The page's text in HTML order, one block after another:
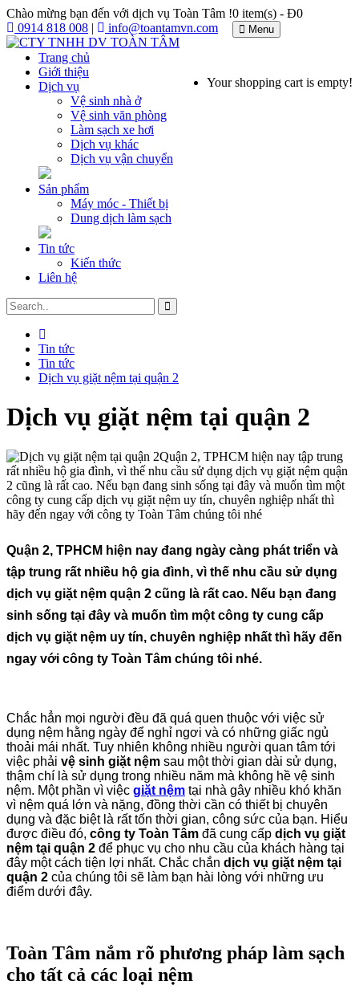
Chào mừng bạn đến với dịch vụ Toàn Tâm !
0914 818 008 | info@toantamvn.com
0 item(s) - Đ0
Your shopping cart is empty!
Menu
Trang chủ
Giới thiệu
Dịch vụ
Vệ sinh nhà ở
Vệ sinh văn phòng
Làm sạch xe hơi
Dịch vụ khác
Dịch vụ vận chuyển
Sản phẩm
Máy móc - Thiết bị
Dung dịch làm sạch
Tin tức
Kiến thức
Liên hệ
Tin tức
Tin tức
Dịch vụ giặt nệm tại quận 2
Dịch vụ giặt nệm tại quận 2
Quận 2, TPHCM hiện nay tập trung
rất nhiều hộ gia đình, vì thế nhu cầu sử dụng dịch vụ giặt nệm quận
2 cũng là rất cao. Nếu bạn đang sinh sống tại đây và muốn tìm một
công ty cung cấp dịch vụ giặt nệm uy tín, chuyên nghiệp nhất thì
hãy đến ngay với công ty Toàn Tâm chúng tôi nhé
Quận 2, TPHCM hiện nay đang ngày càng phát triển và
tập trung rất nhiều hộ gia đình, vì thế nhu cầu sử dụng
dịch vụ giặt nệm quận 2 cũng là rất cao. Nếu bạn đang
sinh sống tại đây và muốn tìm một công ty cung cấp
dịch vụ giặt nệm uy tín, chuyên nghiệp nhất thì hãy đến
ngay với công ty Toàn Tâm chúng tôi nhé.
Chắc hẳn mọi người đều đã quá quen thuộc với việc sử
dụng nệm hằng ngày để nghỉ ngơi và có những giấc ngủ
thoải mái nhất. Tuy nhiên không nhiều người quan tâm tới
việc phải vệ sinh giặt nệm sau một thời gian dài sử dụng,
thậm chí là sử dụng trong nhiều năm mà không hề vệ sinh
nệm. Một phần vì việc giặt nệm tại nhà gây nhiều khó khăn
vì nệm quá lớn và nặng, đồng thời cần có thiết bị chuyên
dụng và đặc biệt là rất tốn thời gian, công sức của bạn. Hiểu
được điều đó, công ty Toàn Tâm đã cung cấp dịch vụ giặt
nệm tại quận 2 để phục vụ cho nhu cầu của khách hàng tại
đây một cách tiện lợi nhất. Chắc chắn dịch vụ giặt nệm tại
quận 2 của chúng tôi sẽ làm bạn hài lòng với những ưu
điểm dưới đây.
Toàn Tâm nắm rõ phương pháp làm sạch
cho tất cả các loại nệm